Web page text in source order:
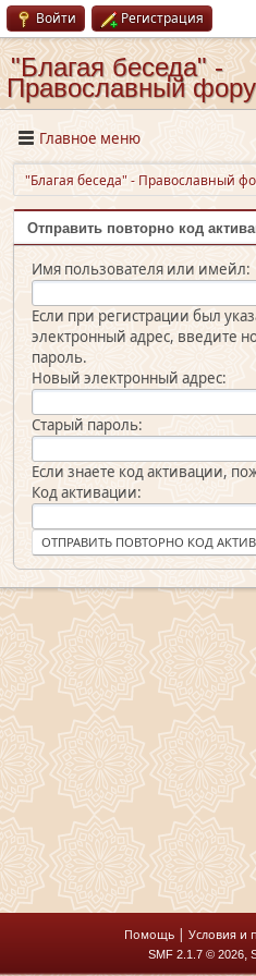
Войти Регистрация
"Благая беседа" -
Православный
Главное меню
"Благая беседа" - Православный
Отправить повторно код
Имя пользователя или имейл:
Если при регистрации был
электронный адрес, введите
пароль.
Новый электронный адрес:
Старый пароль:
Если знаете код активации,
Код активации:
Помощь | Условия и
SMF 2.1.7 © 2026,